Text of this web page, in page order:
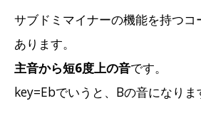
サブドミマイナーの機能を持つ
あります。
主音から短6度上の音です。
key=Ebでいうと、Bの音になりま